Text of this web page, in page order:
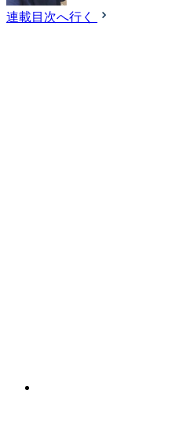
連載目次へ行く